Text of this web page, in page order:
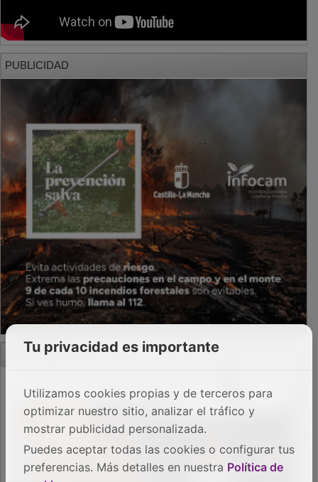
PUBLICIDAD
Tu privacidad es importante
Utilizamos cookies propias y de terceros para
optimizar nuestro sitio, analizar el tráfico y
mostrar publicidad personalizada.
Puedes aceptar todas las cookies o configurar tus
preferencias. Más detalles en nuestra Política de